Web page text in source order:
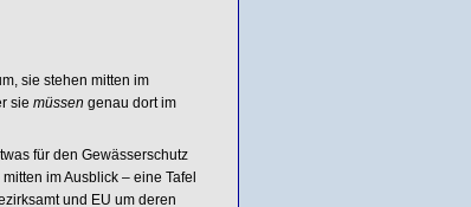
sie stehen mitten im
sie müssen genau dort im
für den Gewässerschutz
im Ausblick – eine Tafel
und EU um deren